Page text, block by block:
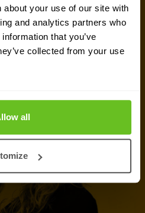
about your use of our site with
and analytics partners who
that you’ve
collected from your use
all
anfordern